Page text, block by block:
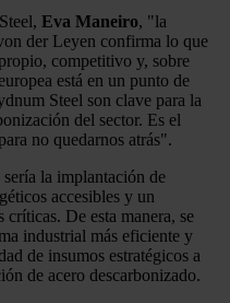
Eva Maneiro, "la
der Leyen confirma lo que
competitivo y, sobre
está en un punto de
Steel son clave para la
del sector. Es el
no quedarnos atrás".
la implantación de
accesibles y un
críticas. De esta manera, se
industrial más eficiente y
de insumos estratégicos a
de acero descarbonizado.